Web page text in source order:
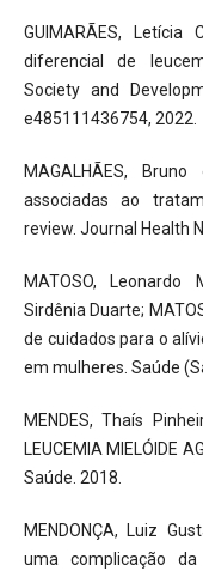
GUIMARÃES, Letícia
diferencial de
Society and
e485111436754, 2022.
MAGALHÃES,
associadas ao
review. Journal Health
MATOSO, Leonardo
Sirdênia Duarte;
de cuidados para o
em mulheres. Saúde
MENDES, Thaís
LEUCEMIA MIELÓIDE
Saúde. 2018.
MENDONÇA, Luiz
uma complicação